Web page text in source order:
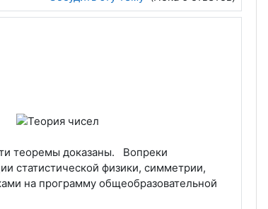
теоремы доказаны. Вопреки
статистической физики, симметрии,
на программу общеобразовательной